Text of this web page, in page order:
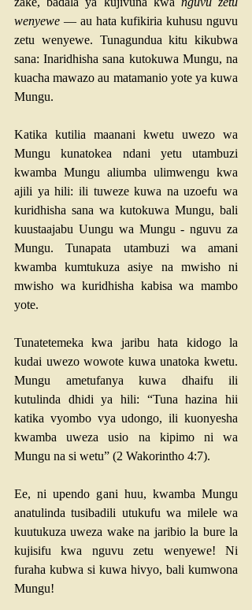
wenyewe — au hata kufikiria kuhusu nguvu
zetu wenyewe. Tunagundua kitu kikubwa
sana: Inaridhisha sana kutokuwa Mungu, na
kuacha mawazo au matamanio yote ya kuwa
Mungu.
Katika kutilia maanani kwetu uwezo wa
Mungu kunatokea ndani yetu utambuzi
kwamba Mungu aliumba ulimwengu kwa
ajili ya hili: ili tuweze kuwa na uzoefu wa
kuridhisha sana wa kutokuwa Mungu, bali
kuustaajabu Uungu wa Mungu - nguvu za
Mungu. Tunapata utambuzi wa amani
kwamba kumtukuza asiye na mwisho ni
mwisho wa kuridhisha kabisa wa mambo
yote.
Tunatetemeka kwa jaribu hata kidogo la
kudai uwezo wowote kuwa unatoka kwetu.
Mungu ametufanya kuwa dhaifu ili
kutulinda dhidi ya hili: “Tuna hazina hii
katika vyombo vya udongo, ili kuonyesha
kwamba uweza usio na kipimo ni wa
Mungu na si wetu” (2 Wakorintho 4:7).
Ee, ni upendo gani huu, kwamba Mungu
anatulinda tusibadili utukufu wa milele wa
kuutukuza uweza wake na jaribio la bure la
kujisifu kwa nguvu zetu wenyewe! Ni
furaha kubwa si kuwa hivyo, bali kumwona
Mungu!